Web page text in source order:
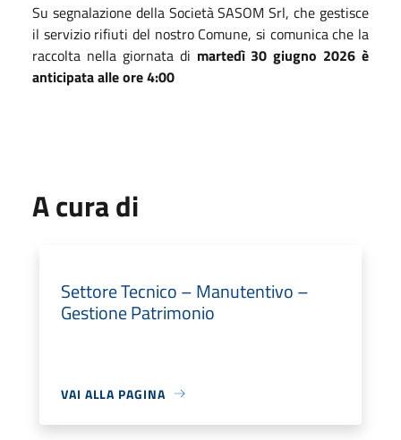
Su segnalazione della Società SASOM Srl, che gestisce
il servizio rifiuti del nostro Comune, si comunica che la
raccolta nella giornata di martedì 30 giugno 2026 è
anticipata alle ore 4:00
A cura di
Settore Tecnico – Manutentivo –
Gestione Patrimonio
VAI ALLA PAGINA